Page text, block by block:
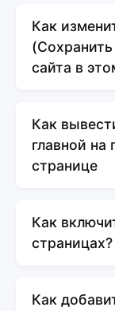
Как
сайта в
Как
главной на
странице
Как
страницах?
Как